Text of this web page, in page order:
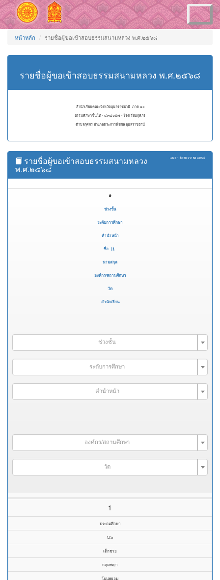
Toggle
navigation
หน้าหลัก รายชื่อผู้ขอเข้าสอบธรรมสนามหลวง พ.ศ.๒๕๖๘
รายชื่อผู้ขอเข้าสอบธรรมสนามหลวง พ.ศ.๒๕๖๘
สำนักเรียนคณะจังหวัดอุบลราชธานี ภาค ๑๐
ธรรมศึกษาชั้นโท - ๔๓๘๐๕๗ - โรงเรียนกุศกร
ตำบลกุศกร อำเภอตระการพืชผล อุบลราชธานี
แสดง 1 ถึง 50 จาก 58 ผลลัพธ์
รายชื่อผู้ขอเข้าสอบธรรมสนามหลวง
พ.ศ.๒๕๖๘
#
ช่วงชั้น
ระดับการศึกษา
คำนำหน้า
ชื่อ
นามสกุล
องค์กร/สถานศึกษา
วัด
สำนักเรียน
ช่วงชั้น
ระดับการศึกษา
คำนำหน้า
องค์กร/สถานศึกษา
วัด
1
ประถมศึกษา
ป.๖
เด็กชาย
กฤตชญา
โนนพยอม